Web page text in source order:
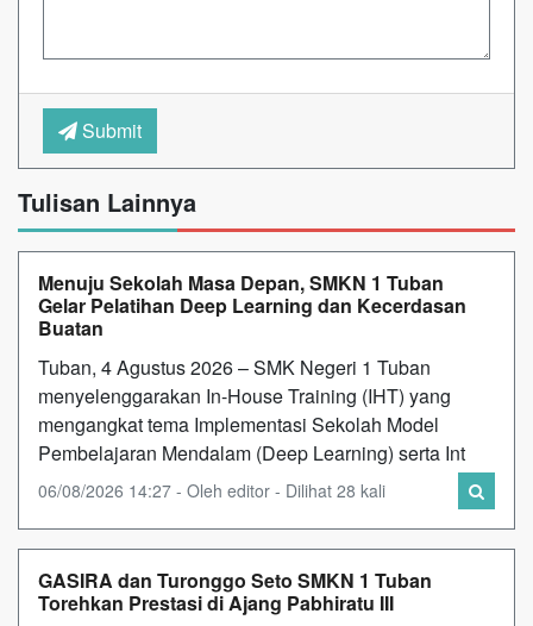
Submit
Tulisan Lainnya
Menuju Sekolah Masa Depan, SMKN 1 Tuban
Gelar Pelatihan Deep Learning dan Kecerdasan
Buatan
Tuban, 4 Agustus 2026 – SMK Negeri 1 Tuban
menyelenggarakan In-House Training (IHT) yang
mengangkat tema Implementasi Sekolah Model
Pembelajaran Mendalam (Deep Learning) serta Int
06/08/2026 14:27 - Oleh editor - Dilihat 28 kali
GASIRA dan Turonggo Seto SMKN 1 Tuban
Torehkan Prestasi di Ajang Pabhiratu III